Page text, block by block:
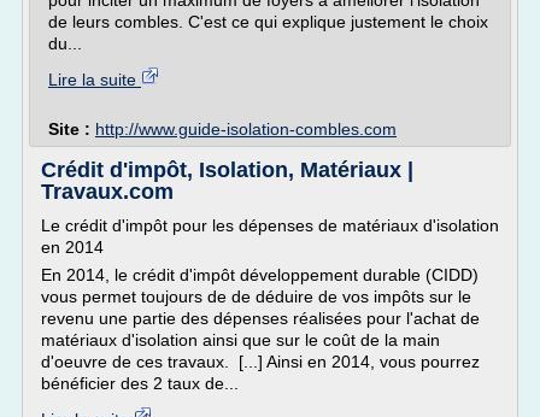
de leurs combles. C'est ce qui explique justement le choix
du...
Lire la suite
Site : http://www.guide-isolation-combles.com
Crédit d'impôt, Isolation, Matériaux |
Travaux.com
Le crédit d'impôt pour les dépenses de matériaux d'isolation
en 2014
En 2014, le crédit d'impôt développement durable (CIDD)
vous permet toujours de de déduire de vos impôts sur le
revenu une partie des dépenses réalisées pour l'achat de
matériaux d'isolation ainsi que sur le coût de la main
d'oeuvre de ces travaux. [...] Ainsi en 2014, vous pourrez
bénéficier des 2 taux de...